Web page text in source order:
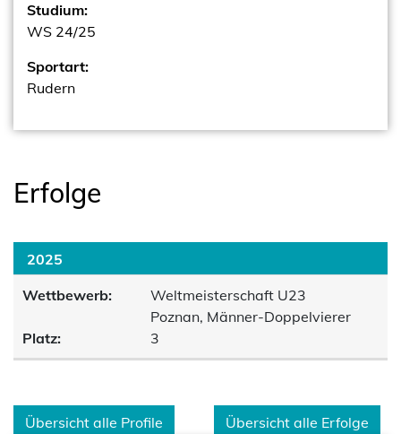
Studium:
WS 24/25
Sportart:
Rudern
Erfolge
2025
Wettbewerb:
Weltmeisterschaft U23
Poznan, Männer-Doppelvierer
Platz:
3
Übersicht alle Profile Übersicht alle Erfolge